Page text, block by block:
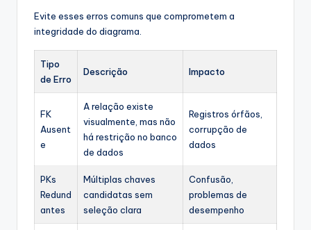
Evite esses erros comuns que comprometem a
integridade do diagrama.
Tipo
de Erro
Descrição Impacto
FK
Ausent
e
A relação existe
visualmente, mas não
há restrição no banco
de dados
Registros órfãos,
corrupção de
dados
PKs
Redund
antes
Múltiplas chaves
candidatas sem
seleção clara
Confusão,
problemas de
desempenho